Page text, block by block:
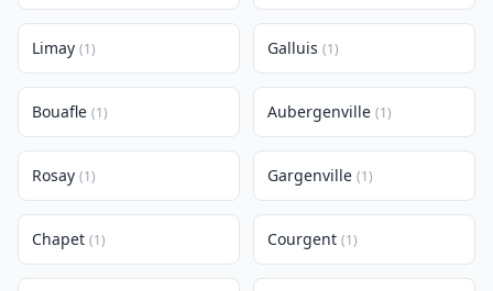
Limay (1) Galluis (1)
Bouafle (1) Aubergenville (1)
Rosay (1) Gargenville (1)
Chapet (1) Courgent (1)